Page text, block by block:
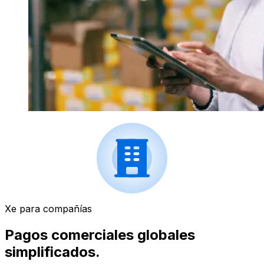
Xe para compañías
Pagos comerciales globales
simplificados.